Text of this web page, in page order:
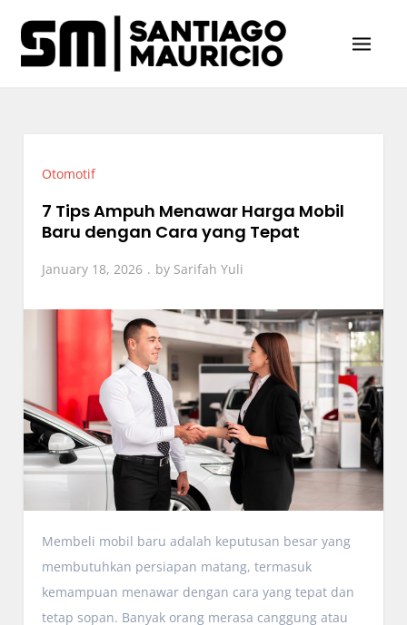
content
Otomotif
7 Tips Ampuh Menawar Harga Mobil
Baru dengan Cara yang Tepat
January 18, 2026 by Sarifah Yuli
Membeli mobil baru adalah keputusan besar yang
membutuhkan persiapan matang, termasuk
kemampuan menawar dengan cara yang tepat dan
tetap sopan. Banyak orang merasa canggung atau